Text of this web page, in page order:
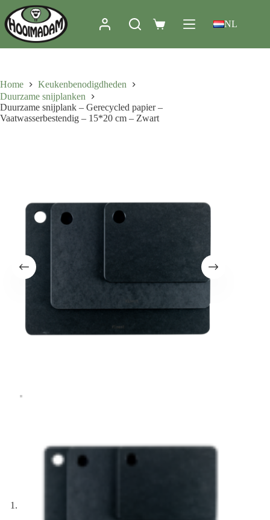
NL
Home
Keukenbenodigdheden
Duurzame snijplanken
Duurzame snijplank – Gerecycled papier –
Vaatwasserbestendig – 15*20 cm – Zwart